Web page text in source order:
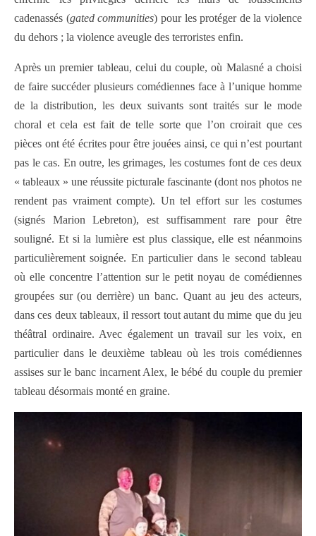
cadenassés (gated communities) pour les protéger de la violence
du dehors ; la violence aveugle des terroristes enfin.
Après un premier tableau, celui du couple, où Malasné a choisi
de faire succéder plusieurs comédiennes face à l’unique homme
de la distribution, les deux suivants sont traités sur le mode
choral et cela est fait de telle sorte que l’on croirait que ces
pièces ont été écrites pour être jouées ainsi, ce qui n’est pourtant
pas le cas. En outre, les grimages, les costumes font de ces deux
« tableaux » une réussite picturale fascinante (dont nos photos ne
rendent pas vraiment compte). Un tel effort sur les costumes
(signés Marion Lebreton), est suffisamment rare pour être
souligné. Et si la lumière est plus classique, elle est néanmoins
particulièrement soignée. En particulier dans le second tableau
où elle concentre l’attention sur le petit noyau de comédiennes
groupées sur (ou derrière) un banc. Quant au jeu des acteurs,
dans ces deux tableaux, il ressort tout autant du mime que du jeu
théâtral ordinaire. Avec également un travail sur les voix, en
particulier dans le deuxième tableau où les trois comédiennes
assises sur le banc incarnent Alex, le bébé du couple du premier
tableau désormais monté en graine.